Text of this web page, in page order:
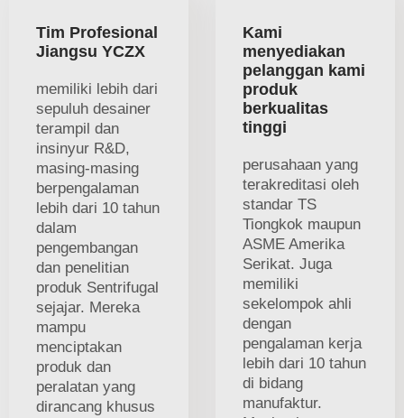
Tim Profesional
Jiangsu YCZX
memiliki lebih dari
sepuluh desainer
terampil dan
insinyur R&D,
masing-masing
berpengalaman
lebih dari 10 tahun
dalam
pengembangan
dan penelitian
produk Sentrifugal
sejajar. Mereka
mampu
menciptakan
produk dan
peralatan yang
dirancang khusus
Kami
menyediakan
pelanggan kami
produk
berkualitas
tinggi
perusahaan yang
terakreditasi oleh
standar TS
Tiongkok maupun
ASME Amerika
Serikat. Juga
memiliki
sekelompok ahli
dengan
pengalaman kerja
lebih dari 10 tahun
di bidang
manufaktur.